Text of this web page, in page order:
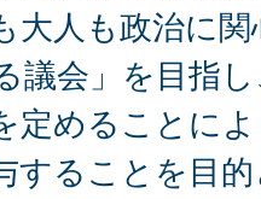
大人も政治に
議会」を目指
定めることに
することを目